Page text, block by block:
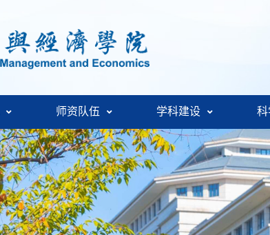
师资队伍 学科建设 科